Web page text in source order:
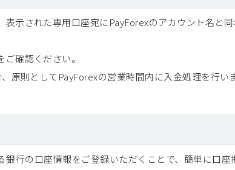
示された専用口座宛にPayForexのアカウント名と
確認ください。
原則としてPayForexの営業時間内に入金処理を行い
行の口座情報をご登録いただくことで、簡単に口